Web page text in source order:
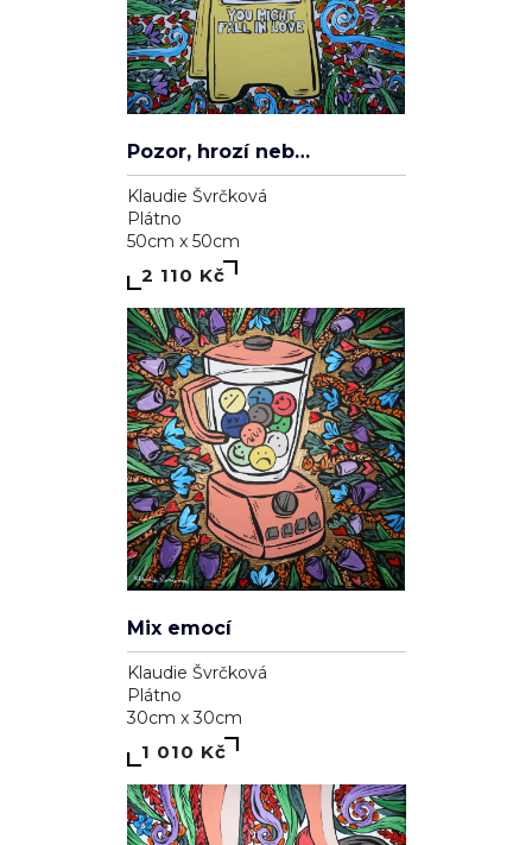
Pozor, hrozí nebezpečí zamilování se
Klaudie Švrčková
Plátno
50cm x 50cm
2 110 Kč
Mix emocí
Klaudie Švrčková
Plátno
30cm x 30cm
1 010 Kč